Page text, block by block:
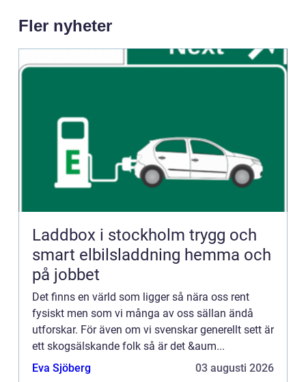
Fler nyheter
Laddbox i stockholm trygg och
smart elbilsladdning hemma och
på jobbet
Det finns en värld som ligger så nära oss rent
fysiskt men som vi många av oss sällan ändå
utforskar. För även om vi svenskar generellt sett är
ett skogsälskande folk så är det &aum...
Eva Sjöberg
03 augusti 2026